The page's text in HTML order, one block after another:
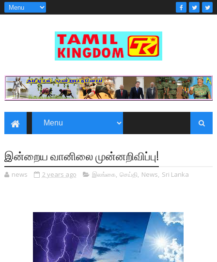
இன்றைய வானிலை முன்னறிவிப்பு!
news 2 years ago இலங்கை, செய்தி, News, Sri Lanka